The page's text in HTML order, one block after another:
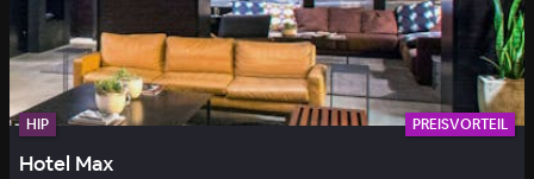
HIP PREISVORTEIL
Hotel Max